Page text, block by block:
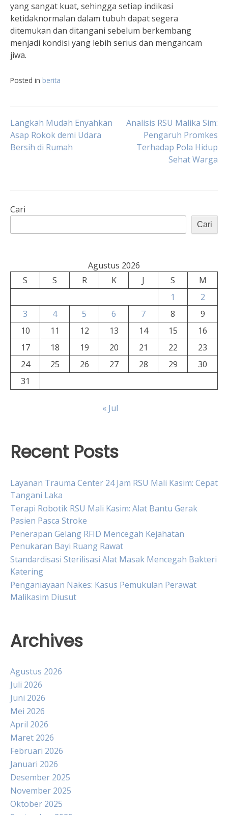
yang sangat kuat, sehingga setiap indikasi
ketidaknormalan dalam tubuh dapat segera
ditemukan dan ditangani sebelum berkembang
menjadi kondisi yang lebih serius dan mengancam
jiwa.
Posted in berita
Navigasi
pos
Langkah Mudah Enyahkan
Asap Rokok demi Udara
Bersih di Rumah
Analisis RSU Malika Sim:
Pengaruh Promkes
Terhadap Pola Hidup
Sehat Warga
Cari
Cari
Agustus 2026
S
S R K J S
M
1
2
3
4 5 6 7 8
9
10
11 12 13 14 15
16
17
18 19 20 21 22
23
24
25 26 27 28 29
30
31
« Jul
Recent Posts
Layanan Trauma Center 24 Jam RSU Mali Kasim: Cepat
Tangani Laka
Terapi Robotik RSU Mali Kasim: Alat Bantu Gerak
Pasien Pasca Stroke
Penerapan Gelang RFID Mencegah Kejahatan
Penukaran Bayi Ruang Rawat
Standardisasi Sterilisasi Alat Masak Mencegah Bakteri
Katering
Penganiayaan Nakes: Kasus Pemukulan Perawat
Malikasim Diusut
Archives
Agustus 2026
Juli 2026
Juni 2026
Mei 2026
April 2026
Maret 2026
Februari 2026
Januari 2026
Desember 2025
November 2025
Oktober 2025